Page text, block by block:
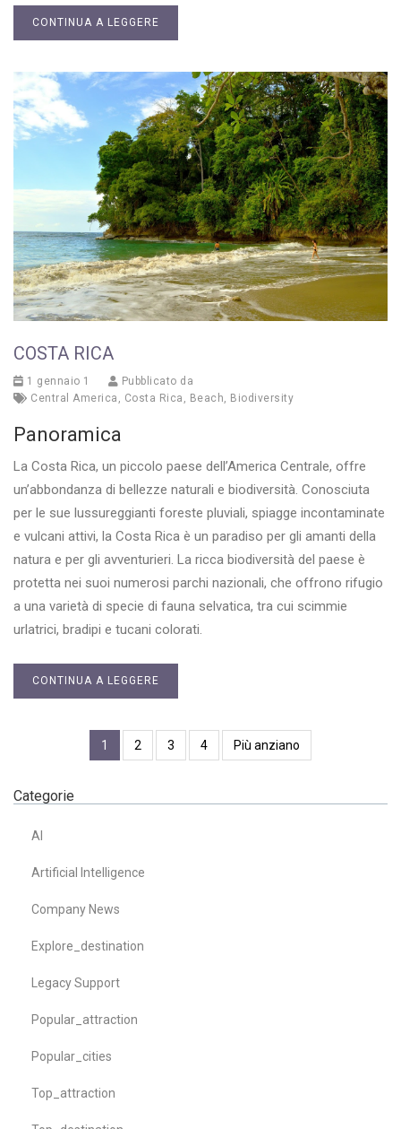
CONTINUA A LEGGERE
COSTA RICA
1 gennaio 1
Pubblicato da
Central America
Costa Rica Beach Biodiversity
Panoramica
La Costa Rica, un piccolo paese dell’America Centrale, offre
un’abbondanza di bellezze naturali e biodiversità. Conosciuta
per le sue lussureggianti foreste pluviali, spiagge incontaminate
e vulcani attivi, la Costa Rica è un paradiso per gli amanti della
natura e per gli avventurieri. La ricca biodiversità del paese è
protetta nei suoi numerosi parchi nazionali, che offrono rifugio
a una varietà di specie di fauna selvatica, tra cui scimmie
urlatrici, bradipi e tucani colorati.
CONTINUA A LEGGERE
1 2 3 4 Più anziano
Categorie
AI
Artificial Intelligence
Company News
Explore_destination
Legacy Support
Popular_attraction
Popular_cities
Top_attraction